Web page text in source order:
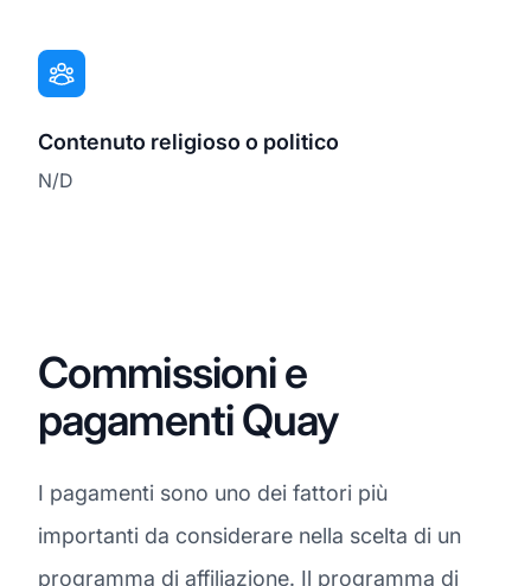
Contenuto religioso o politico
N/D
Commissioni e
pagamenti Quay
I pagamenti sono uno dei fattori più
importanti da considerare nella scelta di un
programma di affiliazione. Il programma di